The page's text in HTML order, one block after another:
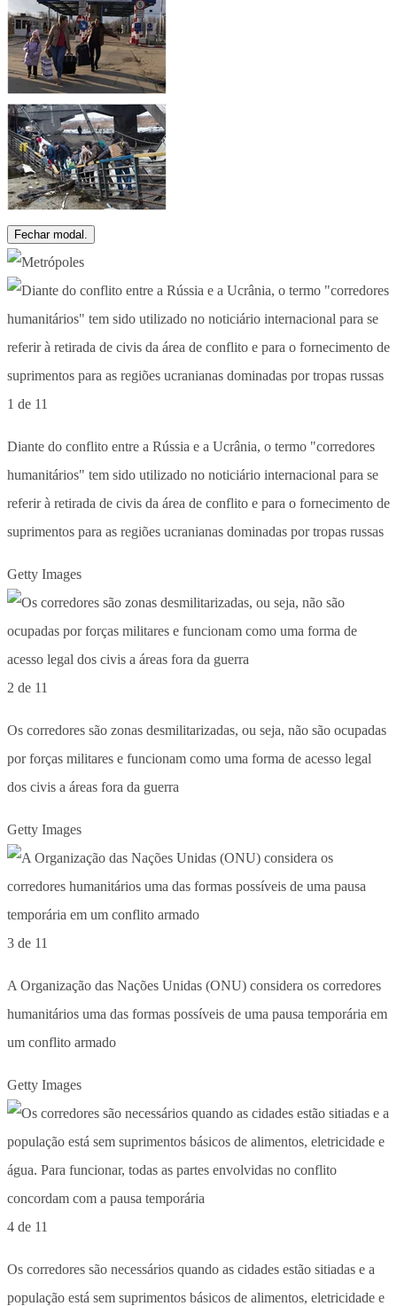
Fechar modal.
1 de 11
Diante do conflito entre a Rússia e a Ucrânia, o termo "corredores
humanitários" tem sido utilizado no noticiário internacional para se
referir à retirada de civis da área de conflito e para o fornecimento de
suprimentos para as regiões ucranianas dominadas por tropas russas
Getty Images
2 de 11
Os corredores são zonas desmilitarizadas, ou seja, não são ocupadas
por forças militares e funcionam como uma forma de acesso legal
dos civis a áreas fora da guerra
Getty Images
3 de 11
A Organização das Nações Unidas (ONU) considera os corredores
humanitários uma das formas possíveis de uma pausa temporária em
um conflito armado
Getty Images
4 de 11
Os corredores são necessários quando as cidades estão sitiadas e a
população está sem suprimentos básicos de alimentos, eletricidade e